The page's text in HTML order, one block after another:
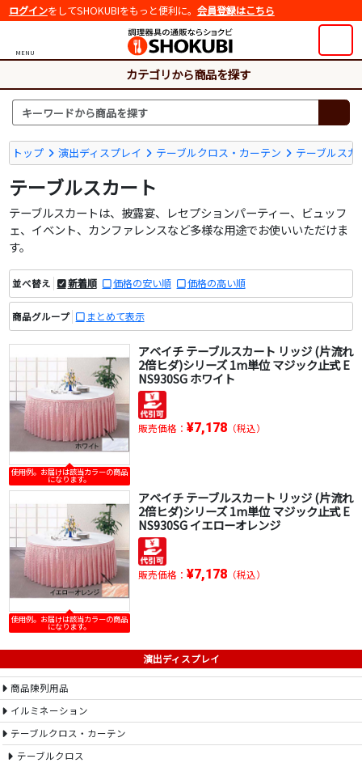
ログインをしてSHOKUBIをもっと便利に。 会員登録はこちら
MENU
カテゴリから商品を探す
トップ 演出ディスプレイ テーブルクロス・カーテン テーブルスカ
テーブルスカート
テーブルスカートは、披露宴、レセプションパーティー、ビュッフ
ェ、イベント、カンファレンスなど多様な用途でお使いいただけま
す。
並べ替え 新着順 価格の安い順 価格の高い順
商品グループ まとめて表示
使用例。お届けは該当カラーの商品
になります。
アベイチ テーブルスカート リッジ (片流れ
2倍ヒダ)シリーズ 1m単位 マジック止式 E
NS930SG ホワイト
販売価格： ¥7,178（税込）
使用例。お届けは該当カラーの商品
になります。
アベイチ テーブルスカート リッジ (片流れ
2倍ヒダ)シリーズ 1m単位 マジック止式 E
NS930SG イエローオレンジ
販売価格： ¥7,178（税込）
演出ディスプレイ
商品陳列用品
イルミネーション
テーブルクロス・カーテン
テーブルクロス